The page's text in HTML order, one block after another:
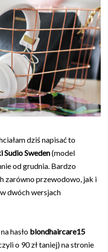
dziś napisać to
Sudio Sweden(model
od grudnia. Bardzo
zarówno przewodowo, jak i
dwóch wersjach
hasło blondhaircare15
o 90 zł taniej) na stronie